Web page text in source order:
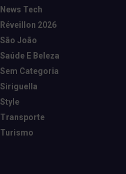
News Tech
Réveillon 2026
São João
Saúde E Beleza
Sem Categoria
Siriguella
Style
Transporte
Turismo